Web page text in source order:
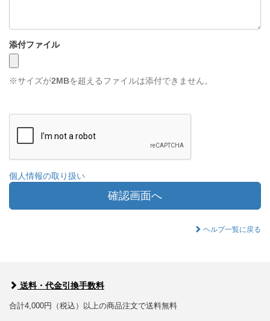
添付ファイル
※サイズが2MBを超えるファイルは添付できません。
個人情報の取り扱い
確認画面へ
ヘルプ一覧に戻る
送料・代金引換手数料
合計4,000円（税込）以上の商品注文で送料無料